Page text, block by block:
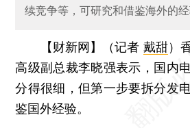
续竞争等，可研究和借鉴海外的经
【财新网】（记者 戴甜）
高级副总裁李晓强表示，国内
分得很细，但第一步要拆分发
鉴国外经验。